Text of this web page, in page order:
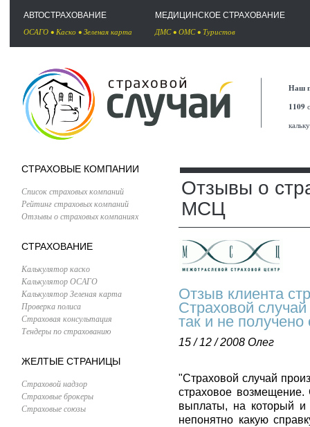
АВТОСТРАХОВАНИЕ
ОСАГО • Каско • Зеленая карта
МЕДИЦИНСКОЕ СТРАХОВАНИЕ
ДМС• ОМС• Туристов
Наш
1109
СТРАХОВЫЕ КОМПАНИИ
Список страховых компаний
Рейтинг страховых компаний
Отзывы о страховых компаниях
СТРАХОВАНИЕ
Калькулятор каско
Калькулятор ОСАГО
Калькулятор Зеленая карта
Проверка полиса
Страховая консультация
Тендеры по страхованию
ЖЕЛТЫЕ СТРАНИЦЫ
Страховой надзор
Страховые брокеры
Страховые союзы
Отзывы о
МСЦ
Отзыв клиента
Страховой
так и не
15 / 12 / 2008 Олег
"Страховой случай
страховое
выплаты, на который и
непонятно какую